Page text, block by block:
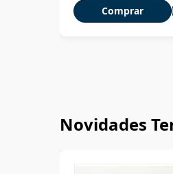
Comprar
Novidades